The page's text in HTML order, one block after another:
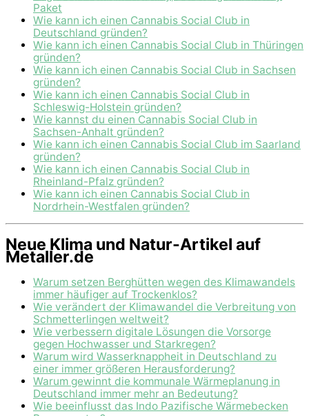
Paket
Wie kann ich einen Cannabis Social Club in
Deutschland gründen?
Wie kann ich einen Cannabis Social Club in Thüringen
gründen?
Wie kann ich einen Cannabis Social Club in Sachsen
gründen?
Wie kann ich einen Cannabis Social Club in
Schleswig-Holstein gründen?
Wie kannst du einen Cannabis Social Club in
Sachsen-Anhalt gründen?
Wie kann ich einen Cannabis Social Club im Saarland
gründen?
Wie kann ich einen Cannabis Social Club in
Rheinland-Pfalz gründen?
Wie kann ich einen Cannabis Social Club in
Nordrhein-Westfalen gründen?
Neue Klima und Natur-Artikel auf
Metaller.de
Warum setzen Berghütten wegen des Klimawandels
immer häufiger auf Trockenklos?
Wie verändert der Klimawandel die Verbreitung von
Schmetterlingen weltweit?
Wie verbessern digitale Lösungen die Vorsorge
gegen Hochwasser und Starkregen?
Warum wird Wasserknappheit in Deutschland zu
einer immer größeren Herausforderung?
Warum gewinnt die kommunale Wärmeplanung in
Deutschland immer mehr an Bedeutung?
Wie beeinflusst das Indo Pazifische Wärmebecken